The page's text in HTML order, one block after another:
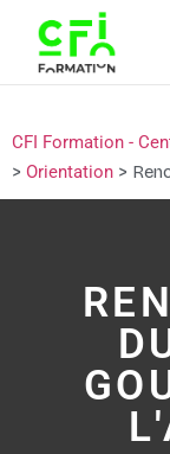
CFI Formation -
> Orientation >